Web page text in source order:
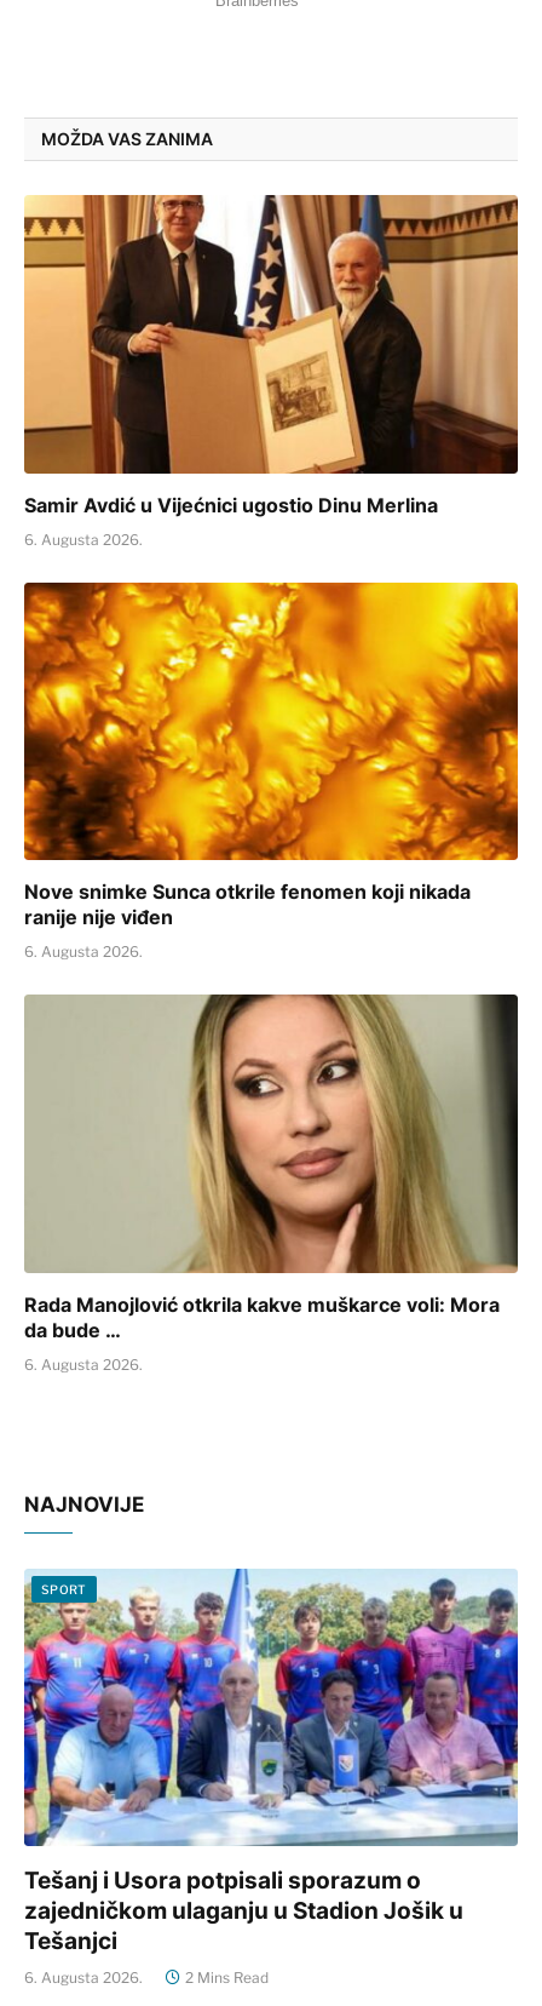
MOŽDA VAS ZANIMA
Samir Avdić u Vijećnici ugostio Dinu Merlina
6. Augusta 2026.
Nove snimke Sunca otkrile fenomen koji nikada
ranije nije viđen
6. Augusta 2026.
Rada Manojlović otkrila kakve muškarce voli: Mora
da bude …
6. Augusta 2026.
NAJNOVIJE
SPORT
Tešanj i Usora potpisali sporazum o
zajedničkom ulaganju u Stadion Jošik u
Tešanjci
6. Augusta 2026. 2 Mins Read